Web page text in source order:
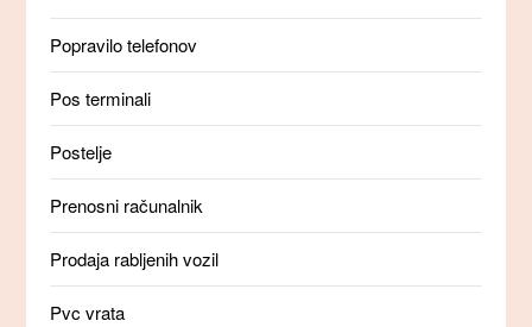
Popravilo telefonov
Pos terminali
Postelje
Prenosni računalnik
Prodaja rabljenih vozil
Pvc vrata